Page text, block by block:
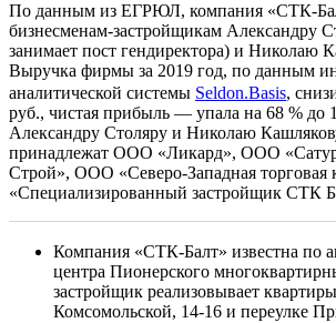
По данным из ЕГРЮЛ, компания «СТК-
бизнесменам-застройщикам Александру
занимает пост гендиректора) и Николаю
Выручка фирмы за 2019 год, по данным
аналитической системы Seldon.Basis,
руб., чистая прибыль — упала на 68 % до
Александру Столяру и Николаю
принадлежат ООО «Ликард», ООО
Строй», ООО «Северо-Западная
«Специализированный застройщик СТК
Компания «СТК-Балт» известна по
центра Пионерского
застройщик реализовывает
Комсомольской, 14-16 и переулке